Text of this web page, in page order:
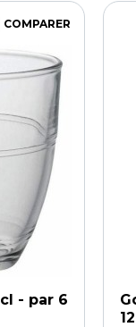
- par 6
COMPARER
12